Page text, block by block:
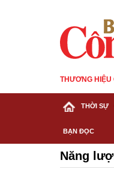
THƯƠNG HIỆU
THỜI SỰ
BẠN ĐỌC
Năng